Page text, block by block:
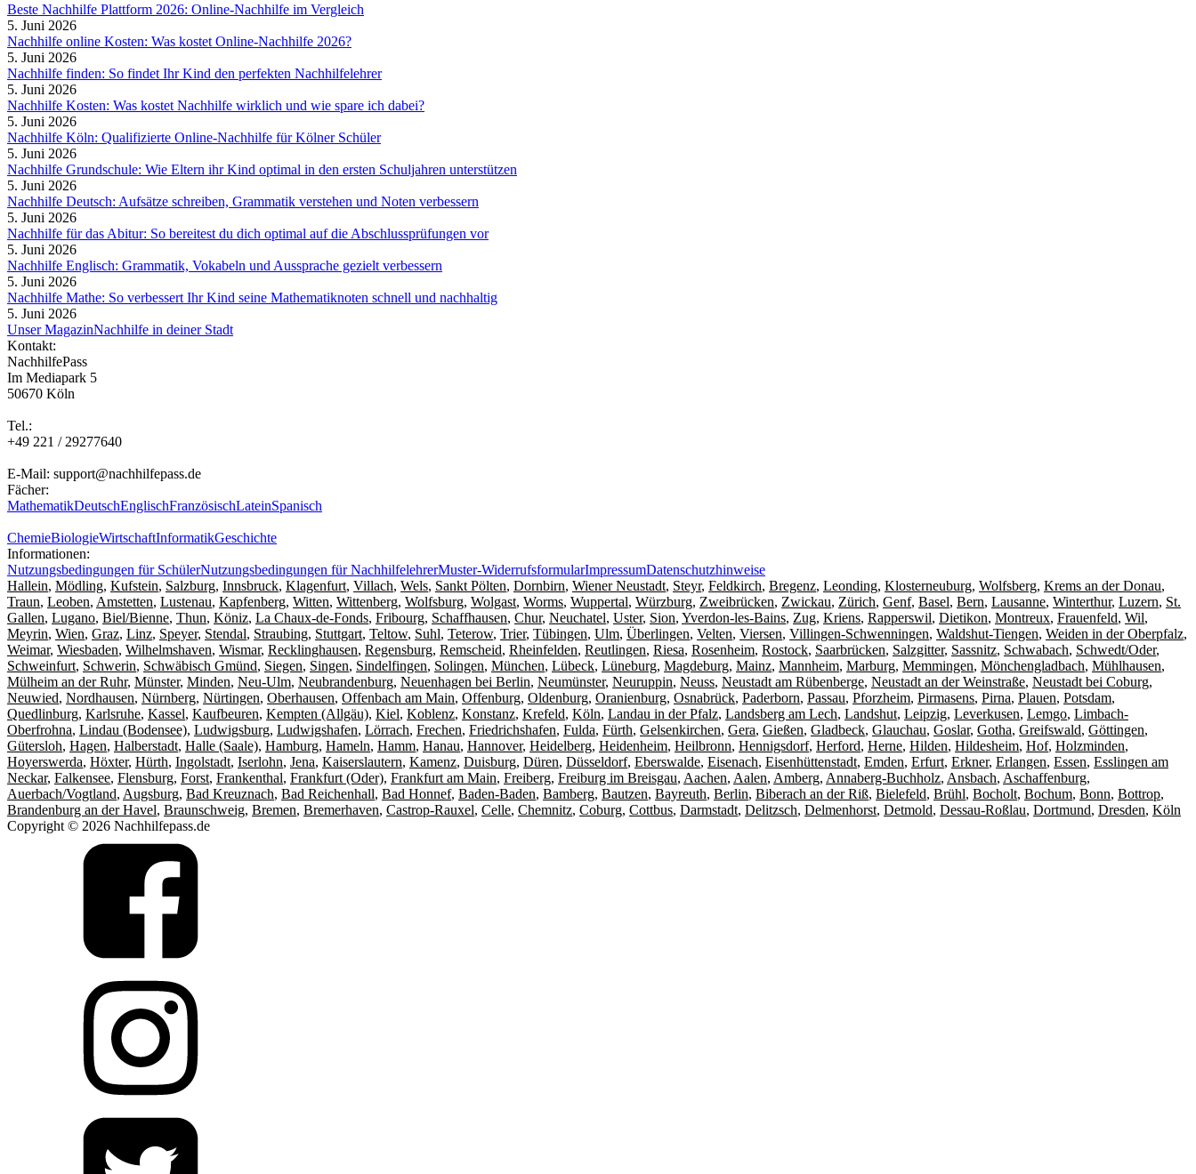
Beste Nachhilfe Plattform 2026: Online-Nachhilfe im Vergleich
5. Juni 2026
Nachhilfe online Kosten: Was kostet Online-Nachhilfe 2026?
5. Juni 2026
Nachhilfe finden: So findet Ihr Kind den perfekten Nachhilfelehrer
5. Juni 2026
Nachhilfe Kosten: Was kostet Nachhilfe wirklich und wie spare ich dabei?
5. Juni 2026
Nachhilfe Köln: Qualifizierte Online-Nachhilfe für Kölner Schüler
5. Juni 2026
Nachhilfe Grundschule: Wie Eltern ihr Kind optimal in den ersten Schuljahren unterstützen
5. Juni 2026
Nachhilfe Deutsch: Aufsätze schreiben, Grammatik verstehen und Noten verbessern
5. Juni 2026
Nachhilfe für das Abitur: So bereitest du dich optimal auf die Abschlussprüfungen vor
5. Juni 2026
Nachhilfe Englisch: Grammatik, Vokabeln und Aussprache gezielt verbessern
5. Juni 2026
Nachhilfe Mathe: So verbessert Ihr Kind seine Mathematiknoten schnell und nachhaltig
5. Juni 2026
Unser MagazinNachhilfe in deiner Stadt
Kontakt:
NachhilfePass
Im Mediapark 5
50670 Köln
Tel.:
+49 221 / 29277640
E-Mail: support@nachhilfepass.de
Fächer:
MathematikDeutschEnglischFranzösischLateinSpanisch
ChemieBiologieWirtschaftInformatikGeschichte
Informationen:
Nutzungsbedingungen für SchülerNutzungsbedingungen für NachhilfelehrerMuster-WiderrufsformularImpressumDatenschutzhinweise
Hallein, Mödling, Kufstein, Salzburg, Innsbruck, Klagenfurt, Villach, Wels, Sankt Pölten, Dornbirn, Wiener Neustadt, Steyr, Feldkirch, Bregenz, Leonding, Klosterneuburg, Wolfsberg, Krems an der Donau,
Traun, Leoben, Amstetten, Lustenau, Kapfenberg, Witten, Wittenberg, Wolfsburg, Wolgast, Worms, Wuppertal, Würzburg, Zweibrücken, Zwickau, Zürich, Genf, Basel, Bern, Lausanne, Winterthur, Luzern, St.
Gallen, Lugano, Biel/Bienne, Thun, Köniz, La Chaux-de-Fonds, Fribourg, Schaffhausen, Chur, Neuchatel, Uster, Sion, Yverdon-les-Bains, Zug, Kriens, Rapperswil, Dietikon, Montreux, Frauenfeld, Wil,
Meyrin, Wien, Graz, Linz, Speyer, Stendal, Straubing, Stuttgart, Teltow, Suhl, Teterow, Trier, Tübingen, Ulm, Überlingen, Velten, Viersen, Villingen-Schwenningen, Waldshut-Tiengen, Weiden in der Oberpfalz,
Weimar, Wiesbaden, Wilhelmshaven, Wismar, Recklinghausen, Regensburg, Remscheid, Rheinfelden, Reutlingen, Riesa, Rosenheim, Rostock, Saarbrücken, Salzgitter, Sassnitz, Schwabach, Schwedt/Oder,
Schweinfurt, Schwerin, Schwäbisch Gmünd, Siegen, Singen, Sindelfingen, Solingen, München, Lübeck, Lüneburg, Magdeburg, Mainz, Mannheim, Marburg, Memmingen, Mönchengladbach, Mühlhausen,
Mülheim an der Ruhr, Münster, Minden, Neu-Ulm, Neubrandenburg, Neuenhagen bei Berlin, Neumünster, Neuruppin, Neuss, Neustadt am Rübenberge, Neustadt an der Weinstraße, Neustadt bei Coburg,
Neuwied, Nordhausen, Nürnberg, Nürtingen, Oberhausen, Offenbach am Main, Offenburg, Oldenburg, Oranienburg, Osnabrück, Paderborn, Passau, Pforzheim, Pirmasens, Pirna, Plauen, Potsdam,
Quedlinburg, Karlsruhe, Kassel, Kaufbeuren, Kempten (Allgäu), Kiel, Koblenz, Konstanz, Krefeld, Köln, Landau in der Pfalz, Landsberg am Lech, Landshut, Leipzig, Leverkusen, Lemgo, Limbach-
Oberfrohna, Lindau (Bodensee), Ludwigsburg, Ludwigshafen, Lörrach, Frechen, Friedrichshafen, Fulda, Fürth, Gelsenkirchen, Gera, Gießen, Gladbeck, Glauchau, Goslar, Gotha, Greifswald, Göttingen,
Gütersloh, Hagen, Halberstadt, Halle (Saale), Hamburg, Hameln, Hamm, Hanau, Hannover, Heidelberg, Heidenheim, Heilbronn, Hennigsdorf, Herford, Herne, Hilden, Hildesheim, Hof, Holzminden,
Hoyerswerda, Höxter, Hürth, Ingolstadt, Iserlohn, Jena, Kaiserslautern, Kamenz, Duisburg, Düren, Düsseldorf, Eberswalde, Eisenach, Eisenhüttenstadt, Emden, Erfurt, Erkner, Erlangen, Essen, Esslingen am
Neckar, Falkensee, Flensburg, Forst, Frankenthal, Frankfurt (Oder), Frankfurt am Main, Freiberg, Freiburg im Breisgau, Aachen, Aalen, Amberg, Annaberg-Buchholz, Ansbach, Aschaffenburg,
Auerbach/Vogtland, Augsburg, Bad Kreuznach, Bad Reichenhall, Bad Honnef, Baden-Baden, Bamberg, Bautzen, Bayreuth, Berlin, Biberach an der Riß, Bielefeld, Brühl, Bocholt, Bochum, Bonn, Bottrop,
Brandenburg an der Havel, Braunschweig, Bremen, Bremerhaven, Castrop-Rauxel, Celle, Chemnitz, Coburg, Cottbus, Darmstadt, Delitzsch, Delmenhorst, Detmold, Dessau-Roßlau, Dortmund, Dresden, Köln
Copyright © 2026 Nachhilfepass.de